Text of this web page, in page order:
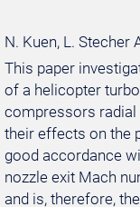
N. Kuen, L. Stecher
This paper
of a helicopter
compressors radial
their effects on the
good accordance
nozzle exit Mach
and is, therefore,